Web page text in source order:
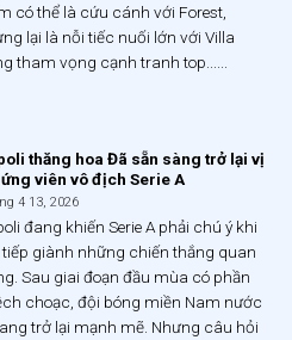
có thể là cứu cánh với Forest,
lại là nỗi tiếc nuối lớn với Villa
tham vọng cạnh tranh top......
thăng hoa Đã sẵn sàng trở lại vị
viên vô địch Serie A
4 13, 2026
đang khiến Serie A phải chú ý khi
tiếp giành những chiến thắng quan
Sau giai đoạn đầu mùa có phần
choạc, đội bóng miền Nam nước
trở lại mạnh mẽ. Nhưng câu hỏi